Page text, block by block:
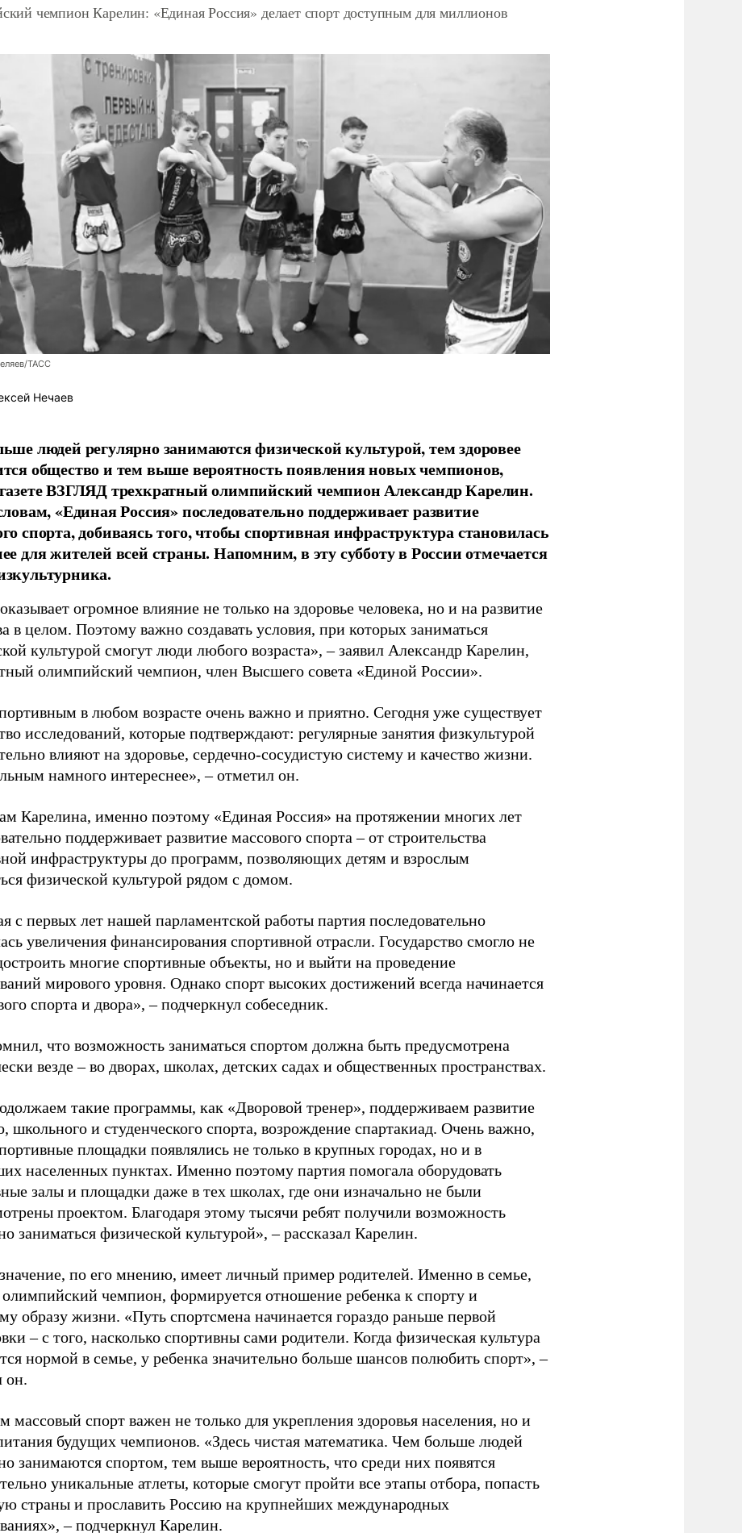
чемпион Карелин: «Единая Россия» делает спорт доступным для миллионов
ТАСС
Нечаев
людей регулярно занимаются физической культурой, тем здоровее
общество и тем выше вероятность появления новых чемпионов,
ВЗГЛЯД трехкратный олимпийский чемпион Александр Карелин.
«Единая Россия» последовательно поддерживает развитие
спорта, добиваясь того, чтобы спортивная инфраструктура становилась
для жителей всей страны. Напомним, в эту субботу в России отмечается
огромное влияние не только на здоровье человека, но и на развитие
в целом. Поэтому важно создавать условия, при которых заниматься
культурой смогут люди любого возраста», – заявил Александр Карелин,
олимпийский чемпион, член Высшего совета «Единой России».
в любом возрасте очень важно и приятно. Сегодня уже существует
исследований, которые подтверждают: регулярные занятия физкультурой
влияют на здоровье, сердечно-сосудистую систему и качество жизни.
намного интереснее», – отметил он.
Карелина, именно поэтому «Единая Россия» на протяжении многих лет
поддерживает развитие массового спорта – от строительства
инфраструктуры до программ, позволяющих детям и взрослым
физической культурой рядом с домом.
с первых лет нашей парламентской работы партия последовательно
увеличения финансирования спортивной отрасли. Государство смогло не
многие спортивные объекты, но и выйти на проведение
мирового уровня. Однако спорт высоких достижений всегда начинается
спорта и двора», – подчеркнул собеседник.
что возможность заниматься спортом должна быть предусмотрена
везде – во дворах, школах, детских садах и общественных пространствах.
такие программы, как «Дворовой тренер», поддерживаем развитие
школьного и студенческого спорта, возрождение спартакиад. Очень важно,
площадки появлялись не только в крупных городах, но и в
населенных пунктах. Именно поэтому партия помогала оборудовать
залы и площадки даже в тех школах, где они изначально не были
проектом. Благодаря этому тысячи ребят получили возможность
заниматься физической культурой», – рассказал Карелин.
по его мнению, имеет личный пример родителей. Именно в семье,
олимпийский чемпион, формируется отношение ребенка к спорту и
образу жизни. «Путь спортсмена начинается гораздо раньше первой
– с того, насколько спортивны сами родители. Когда физическая культура
нормой в семье, у ребенка значительно больше шансов полюбить спорт», –
он.
массовый спорт важен не только для укрепления здоровья населения, но и
будущих чемпионов. «Здесь чистая математика. Чем больше людей
занимаются спортом, тем выше вероятность, что среди них появятся
уникальные атлеты, которые смогут пройти все этапы отбора, попасть
страны и прославить Россию на крупнейших международных
– подчеркнул Карелин.